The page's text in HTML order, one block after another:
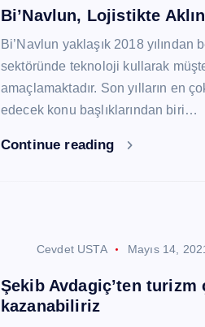
Bi’Navlun, Lojistikte
Bi’Navlun yaklaşık 2018 yılından
sektöründe teknoloji kullarak
amaçlamaktadır. Son yılların en
edecek konu başlıklarından biri…
Continue reading
Cevdet USTA Mayıs 14,
Şekib Avdagiç’ten turizm
kazanabiliriz